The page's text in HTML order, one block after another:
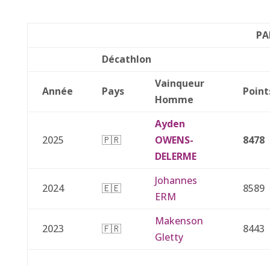
Décathlon
Année Pays
Vainqueur
Homme
2025 🇵🇷
Ayden
OWENS-
DELERME
8478
2024 🇪🇪
Johannes
ERM
8589
2023 🇫🇷
Makenson
Gletty
8443